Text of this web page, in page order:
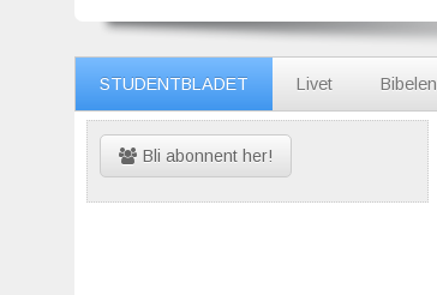
STUDENTBLADET Livet Bibelen
Bli abonnent her!